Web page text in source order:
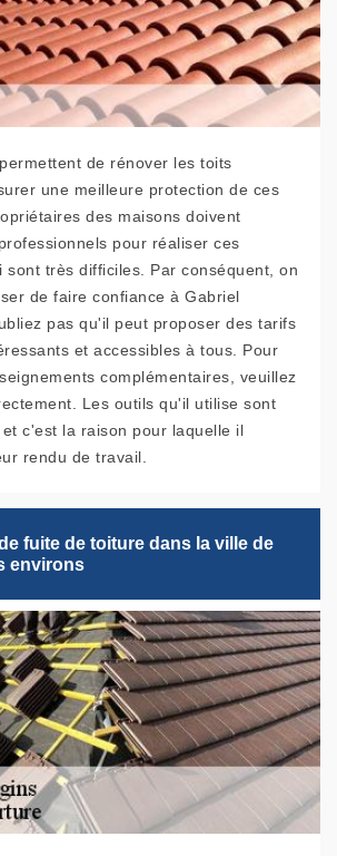
de rénover les toits
une meilleure protection de ces
des maisons doivent
pour réaliser ces
sont très difficiles. Par conséquent, on
de faire confiance à Gabriel
pas qu'il peut proposer des tarifs
et accessibles à tous. Pour
complémentaires, veuillez
Les outils qu'il utilise sont
c'est la raison pour laquelle il
rendu de travail.
fuite de toiture dans la ville de
environs